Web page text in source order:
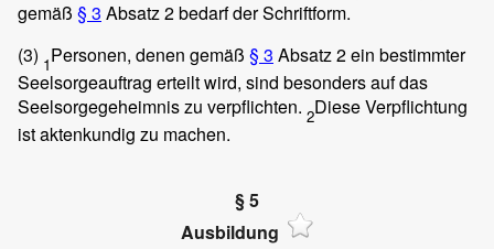
gemäß § 3 Absatz 2 bedarf der Schriftform.
(3) 1Personen, denen gemäß § 3 Absatz 2 ein bestimmter
Seelsorgeauftrag erteilt wird, sind besonders auf das
Seelsorgegeheimnis zu verpflichten. 2Diese Verpflichtung
ist aktenkundig zu machen.
§ 5
Ausbildung